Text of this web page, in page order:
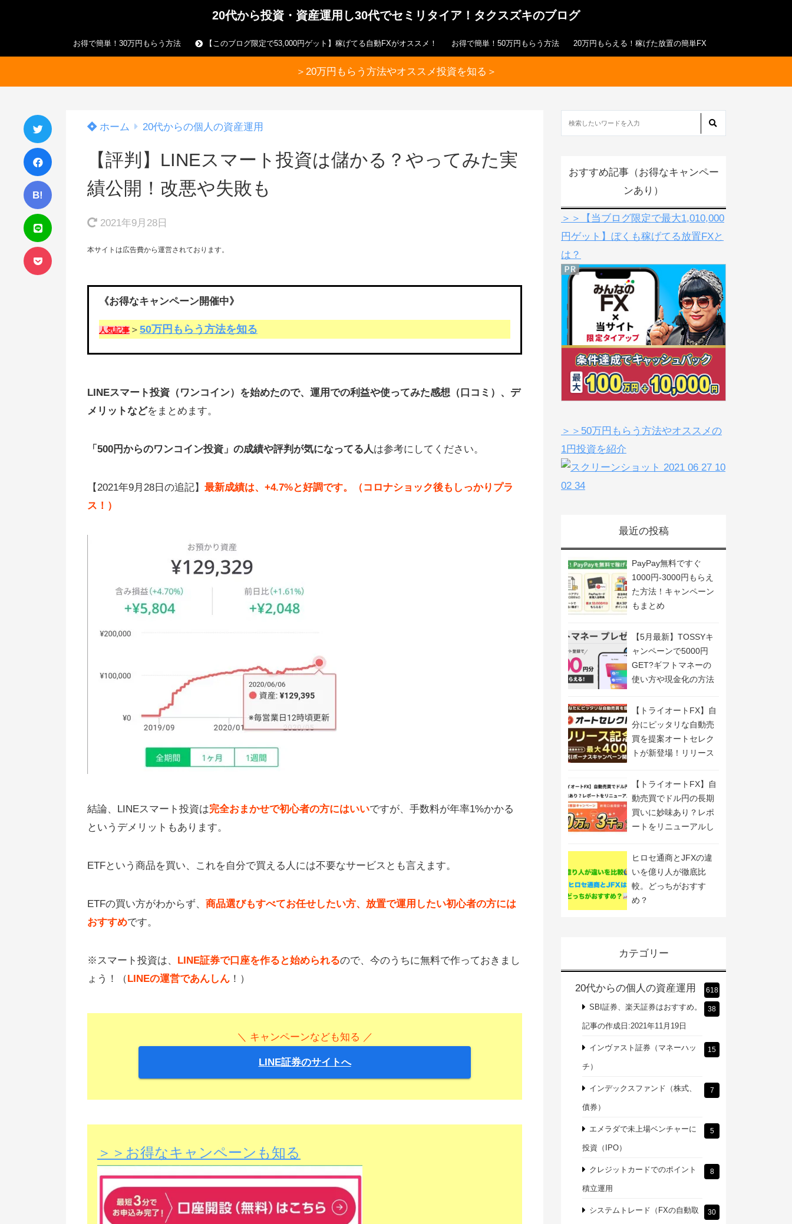
20代から投資・資産運用し30代でセミリタイア！タクスズキのブログ
お得で簡単！30万円もらう方法 【このブログ限定で53,000円ゲット】稼げてる自動FXがオススメ！ お得で簡単！50万円もらう方法 20万円もらえる！稼げた放置の簡単FX
＞20万円もらう方法やオススメ投資を知る＞
B!
ホーム 20代からの個人の資産運用
【評判】LINEスマート投資は儲かる？やってみた実
績公開！改悪や失敗も
2021年9月28日
本サイトは広告費から運営されております。
《お得なキャンペーン開催中》
人気記事 ＞ 50万円もらう方法を知る
LINEスマート投資（ワンコイン）を始めたので、運用での利益や使ってみた感想（口コミ）、デ
メリットなどをまとめます。
「500円からのワンコイン投資」の成績や評判が気になってる人は参考にしてください。
【2021年9月28日の追記】 最新成績は、+4.7%と好調です。（コロナショック後もしっかりプラ
ス！）
結論、LINEスマート投資は完全おまかせで初心者の方にはいいですが、手数料が年率1%かかる
というデメリットもあります。
ETFという商品を買い、これを自分で買える人には不要なサービスとも言えます。
ETFの買い方がわからず、 商品選びもすべてお任せしたい方、放置で運用したい初心者の方には
おすすめです。
※スマート投資は、 LINE証券で口座を作ると始められるので、今のうちに無料で作っておきまし
ょう！（LINEの運営であんしん ！）
＼ キャンペーンなども知る ／
LINE証券のサイトへ
＞＞お得なキャンペーンも知る
おすすめ記事（お得なキャンペー
ンあり）
＞＞【当ブログ限定で最大1,010,000
円ゲット】ぼくも稼げてる放置FXと
は？
＞＞50万円もらう方法やオススメの
1円投資を紹介
最近の投稿
PayPay無料ですぐ
1000円-3000円もらえ
た方法！キャンペーン
もまとめ
【5月最新】TOSSYキ
ャンペーンで5000円
GET?ギフトマネーの
使い方や現金化の方法
【トライオートFX】自
分にピッタリな自動売
買を提案オートセレク
トが新登場！リリース
催！
【トライオートFX】自
動売買でドル円の長期
買いに妙味あり？レポ
ートをリニューアルし
ヒロセ通商とJFXの違
いを億り人が徹底比
較。どっちがおすす
め？
カテゴリー
20代からの個人の資産運用 618
SBI証券、楽天証券はおすすめ。
記事の作成日:2021年11月19日
38
インヴァスト証券（マネーハッ
チ）
15
インデックスファンド（株式、
債券）
7
エメラダで未上場ベンチャーに
投資（IPO）
5
クレジットカードでのポイント
積立運用
8
システムトレード（FXの自動取 30